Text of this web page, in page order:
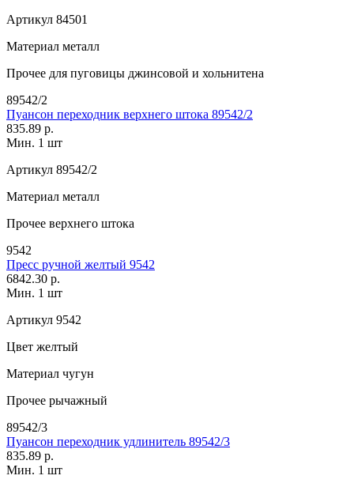
Артикул 84501
Материал металл
Прочее для пуговицы джинсовой и хольнитена
89542/2
Пуансон переходник верхнего штока 89542/2
835.89 р.
Мин. 1 шт
Артикул 89542/2
Материал металл
Прочее верхнего штока
9542
Пресс ручной желтый 9542
6842.30 р.
Мин. 1 шт
Артикул 9542
Цвет желтый
Материал чугун
Прочее рычажный
89542/3
Пуансон переходник удлинитель 89542/3
835.89 р.
Мин. 1 шт